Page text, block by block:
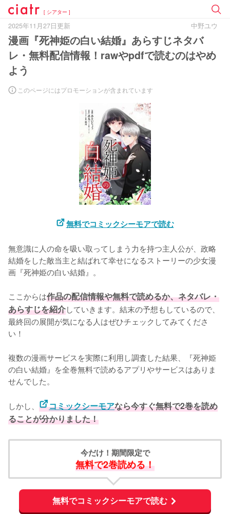
[ シアター ]
2025年11月27日更新 中野ユウ
漫画『死神姫の白い結婚』あらすじネタバ
レ・無料配信情報！rawやpdfで読むのはやめ
よう
このページにはプロモーションが含まれています
無料でコミックシーモアで読む
無意識に人の命を吸い取ってしまう力を持つ主人公が、政略
結婚をした敵当主と結ばれて幸せになるストーリーの少女漫
画『死神姫の白い結婚』。
ここからは作品の配信情報や無料で読めるか、ネタバレ・
あらすじを紹介していきます。結末の予想もしているので、
最終回の展開が気になる人はぜひチェックしてみてくださ
い！
複数の漫画サービスを実際に利用し調査した結果、『死神姫
の白い結婚』を全巻無料で読めるアプリやサービスはありま
せんでした。
しかし、 コミックシーモアなら今すぐ無料で2巻を読め
ることが分かりました！
今だけ！期間限定で
無料で2巻読める！
無料でコミックシーモアで読む